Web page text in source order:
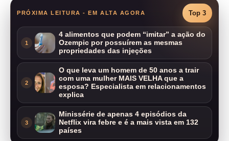
PRÓXIMA LEITURA - EM ALTA AGORA Top 3
1
4 alimentos que podem “imitar” a ação do
Ozempic por possuírem as mesmas
propriedades das injeções
2
O que leva um homem de 50 anos a trair
com uma mulher MAIS VELHA que a
esposa? Especialista em relacionamentos
explica
3
Minissérie de apenas 4 episódios da
Netflix vira febre e é a mais vista em 132
países